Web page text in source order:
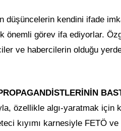
kendini ifade
görev ifa ediyorlar.
ve habercilerin olduğu
özellikle algı-yaratmak için
kıyımı karnesiyle FETÖ